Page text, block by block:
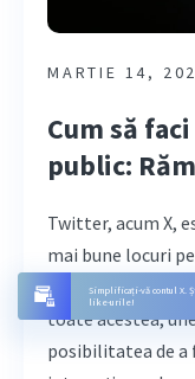
Simplificați-vă contul X.
like-urile!
MARTIE 14,
Cum să
public:
Twitter, acum X,
mai bune locuri
interacționa unii
toate acestea,
posibilitatea de a